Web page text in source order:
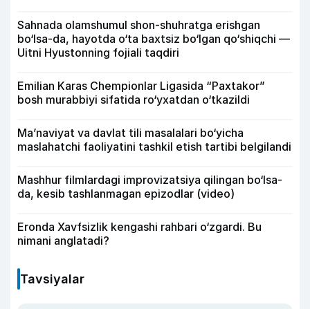
Sahnada olamshumul shon-shuhratga erishgan
bo‘lsa-da, hayotda o‘ta baxtsiz bo‘lgan qo‘shiqchi —
Uitni Hyustonning fojiali taqdiri
Emilian Karas Chempionlar Ligasida “Paxtakor”
bosh murabbiyi sifatida ro‘yxatdan o‘tkazildi
Ma’naviyat va davlat tili masalalari bo‘yicha
maslahatchi faoliyatini tashkil etish tartibi belgilandi
Mashhur filmlardagi improvizatsiya qilingan bo‘lsa-
da, kesib tashlanmagan epizodlar (video)
Eronda Xavfsizlik kengashi rahbari o‘zgardi. Bu
nimani anglatadi?
Tavsiyalar